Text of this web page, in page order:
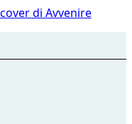
di Avvenire